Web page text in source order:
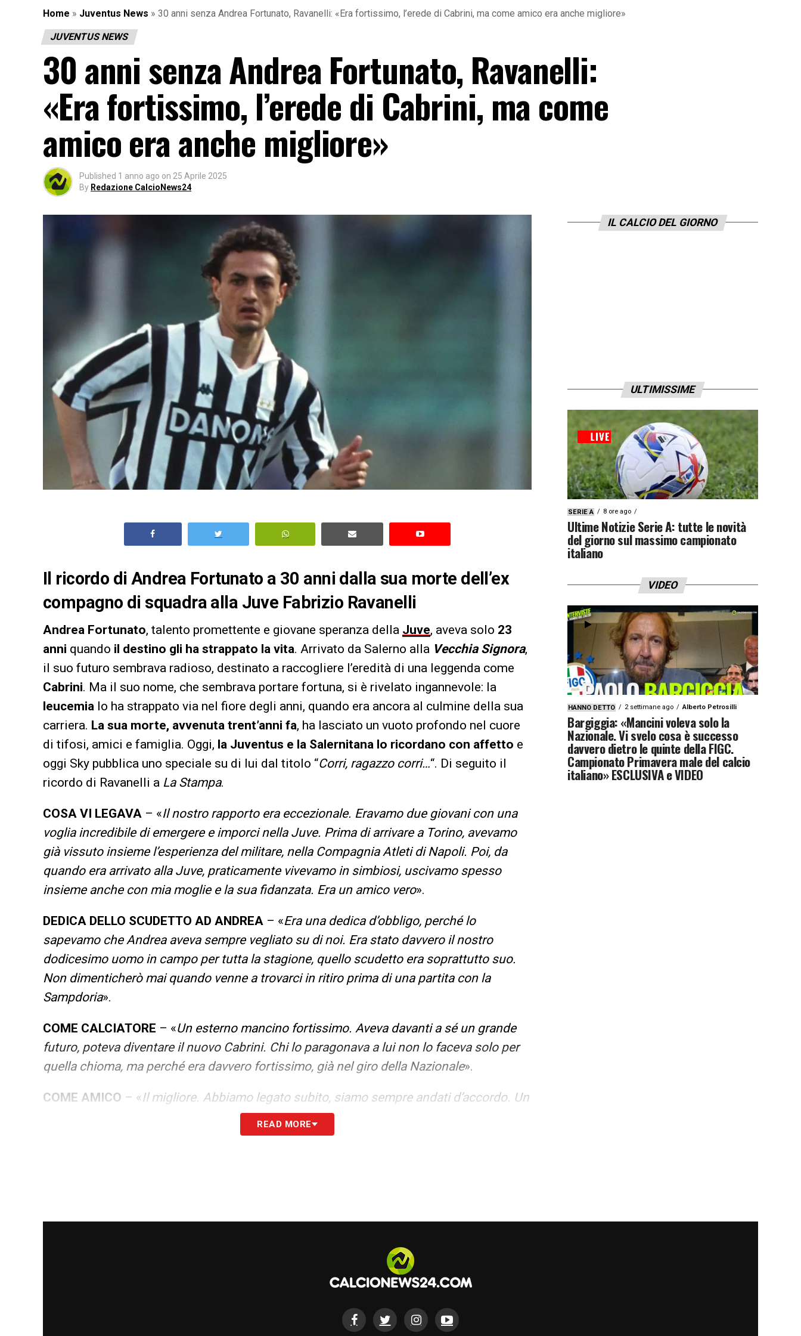
Home » Juventus News » 30 anni senza Andrea Fortunato, Ravanelli: «Era fortissimo, l’erede di Cabrini, ma come amico era anche migliore»
JUVENTUS NEWS
30 anni senza Andrea Fortunato, Ravanelli:
«Era fortissimo, l’erede di Cabrini, ma come
amico era anche migliore»
Published 1 anno ago on 25 Aprile 2025
By Redazione CalcioNews24
Il ricordo di Andrea Fortunato a 30 anni dalla sua morte dell’ex
compagno di squadra alla Juve Fabrizio Ravanelli
Andrea Fortunato, talento promettente e giovane speranza della Juve, aveva solo 23
anni quando il destino gli ha strappato la vita. Arrivato da Salerno alla Vecchia Signora,
il suo futuro sembrava radioso, destinato a raccogliere l’eredità di una leggenda come
Cabrini. Ma il suo nome, che sembrava portare fortuna, si è rivelato ingannevole: la
leucemia lo ha strappato via nel fiore degli anni, quando era ancora al culmine della sua
carriera. La sua morte, avvenuta trent’anni fa, ha lasciato un vuoto profondo nel cuore
di tifosi, amici e famiglia. Oggi, la Juventus e la Salernitana lo ricordano con affetto e
oggi Sky pubblica uno speciale su di lui dal titolo “Corri, ragazzo corri…“. Di seguito il
ricordo di Ravanelli a La Stampa.
COSA VI LEGAVA – «Il nostro rapporto era eccezionale. Eravamo due giovani con una
voglia incredibile di emergere e imporci nella Juve. Prima di arrivare a Torino, avevamo
già vissuto insieme l’esperienza del militare, nella Compagnia Atleti di Napoli. Poi, da
quando era arrivato alla Juve, praticamente vivevamo in simbiosi, uscivamo spesso
insieme anche con mia moglie e la sua fidanzata. Era un amico vero».
DEDICA DELLO SCUDETTO AD ANDREA – «Era una dedica d’obbligo, perché lo
sapevamo che Andrea aveva sempre vegliato su di noi. Era stato davvero il nostro
dodicesimo uomo in campo per tutta la stagione, quello scudetto era soprattutto suo.
Non dimenticherò mai quando venne a trovarci in ritiro prima di una partita con la
Sampdoria».
COME CALCIATORE – «Un esterno mancino fortissimo. Aveva davanti a sé un grande
futuro, poteva diventare il nuovo Cabrini. Chi lo paragonava a lui non lo faceva solo per
quella chioma, ma perché era davvero fortissimo, già nel giro della Nazionale».
COME AMICO – «Il migliore. Abbiamo legato subito, siamo sempre andati d’accordo. Un
rapporto naturale, stavamo bene insieme, anche fuori dal campo. Dopo, durante la
malattia, mi sono legato anche alla sua famiglia, al fratello Candido, alla sorella Paola, ai
Le cure si svolgevano a Perugia e ho cercato di farli sentire a casa come se fossero a
Più che un episodio, è stato un comportamento quotidiano,
noi. Lui era stato allenato solo da Trapattoni alla Juve, così ci chiedeva com’era Lippi.
Noi gli rispondevamo che era un sergente di ferro e lui commentava: “Allora mi troverò
READ MORE
IL CALCIO DEL GIORNO
ULTIMISSIME
SERIE A 8 ore ago
Ultime Notizie Serie A: tutte le novità
del giorno sul massimo campionato
italiano
VIDEO
HANNO DETTO 2 settimane ago Alberto Petrosilli
Bargiggia: «Mancini voleva solo la
Nazionale. Vi svelo cosa è successo
davvero dietro le quinte della FIGC.
Campionato Primavera male del calcio
italiano» ESCLUSIVA e VIDEO